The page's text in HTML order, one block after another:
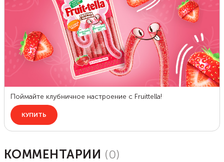
КОММЕНТАРИИ (0)